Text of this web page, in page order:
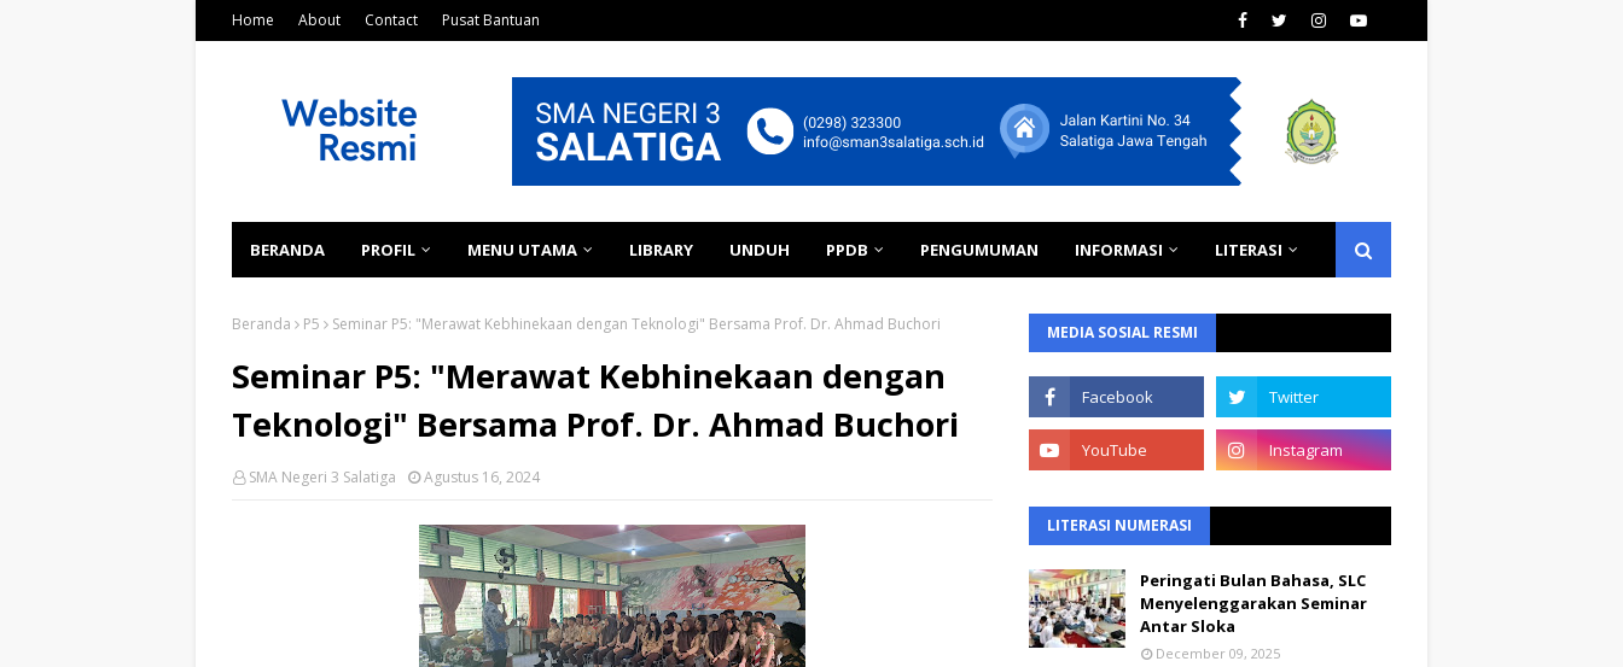
Home About Contact Pusat Bantuan
BERANDA PROFIL MENU UTAMA LIBRARY UNDUH PPDB PENGUMUMAN INFORMASI LITERASI
Beranda P5 Seminar P5: "Merawat Kebhinekaan dengan Teknologi" Bersama Prof. Dr. Ahmad Buchori
Seminar P5: "Merawat Kebhinekaan dengan
Teknologi" Bersama Prof. Dr. Ahmad Buchori
SMA Negeri 3 Salatiga Agustus 16, 2024
MEDIA SOSIAL RESMI
LITERASI NUMERASI
Peringati Bulan Bahasa, SLC
Menyelenggarakan Seminar
Antar Sloka
December 09, 2025